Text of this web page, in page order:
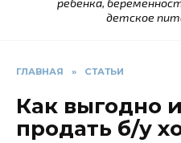
ребенка,
детское
ГЛАВНАЯ » СТАТЬИ
Как выгодно
продать б/у